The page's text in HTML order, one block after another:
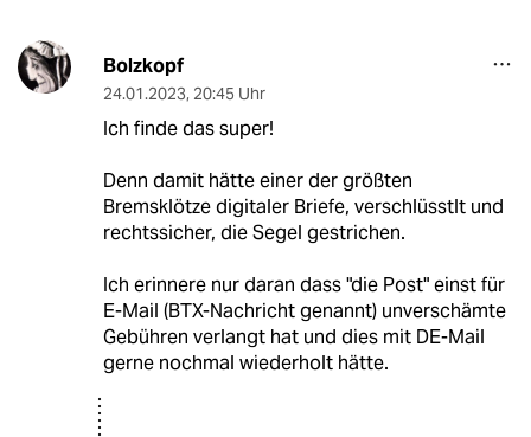
Bolzkopf
24.01.2023, 20:45 Uhr
Ich finde das super!
Denn damit hätte einer der größten
Bremsklötze digitaler Briefe, verschlüsstlt und
rechtssicher, die Segel gestrichen.
Ich erinnere nur daran dass "die Post" einst für
E-Mail (BTX-Nachricht genannt) unverschämte
Gebühren verlangt hat und dies mit DE-Mail
gerne nochmal wiederholt hätte.